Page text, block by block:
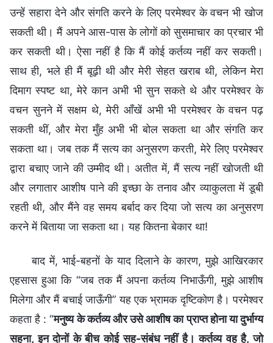
उन्हें सहारा देने और संगति करने के लिए परमेश्वर के वचन भी खोज
सकती थी। मैं अपने आस-पास के लोगों को सुसमाचार का प्रचार भी
कर सकती थी। ऐसा नहीं है कि मैं कोई कर्तव्य नहीं कर सकती।
साथ ही, भले ही मैं बूढ़ी थी और मेरी सेहत खराब थी, लेकिन मेरा
दिमाग स्पष्ट था, मेरे कान अभी भी सुन सकते थे और परमेश्वर के
वचन सुनने में सक्षम थे, मेरी आँखें अभी भी परमेश्वर के वचन पढ़
सकती थीं, और मेरा मुँह अभी भी बोल सकता था और संगति कर
सकता था। जब तक मैं सत्य का अनुसरण करती, मेरे लिए परमेश्वर
द्वारा बचाए जाने की उम्मीद थी। अतीत में, मैं सत्य नहीं खोजती थी
और लगातार आशीष पाने की इच्छा के तनाव और व्याकुलता में डूबी
रहती थी, और मैंने वह समय बर्बाद कर दिया जो सत्य का अनुसरण
करने में बिताया जा सकता था। यह कितना बेकार था!
बाद में, भाई-बहनों के याद दिलाने के कारण, मुझे आखिरकार
एहसास हुआ कि “जब तक मैं अपना कर्तव्य निभाऊँगी, मुझे आशीष
मिलेगा और मैं बचाई जाऊँगी” यह एक भ्रामक दृष्टिकोण है। परमेश्वर
कहता है : “मनुष्य के कर्तव्य और उसे आशीष का प्राप्त होना या दुर्भाग्य
सहना, इन दोनों के बीच कोई सह-संबंध नहीं है। कर्तव्य वह है, जो